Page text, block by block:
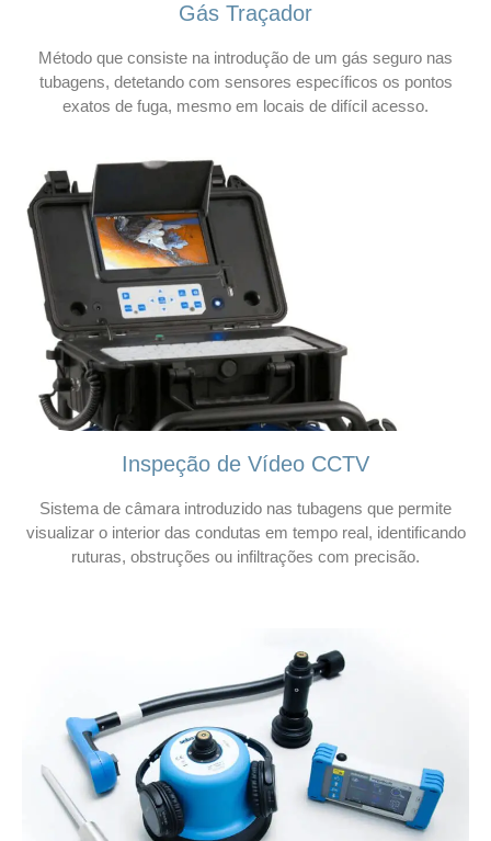
Gás Traçador
Método que consiste na introdução de um gás seguro nas
tubagens, detetando com sensores específicos os pontos
exatos de fuga, mesmo em locais de difícil acesso.
Inspeção de Vídeo CCTV
Sistema de câmara introduzido nas tubagens que permite
visualizar o interior das condutas em tempo real, identificando
ruturas, obstruções ou infiltrações com precisão.